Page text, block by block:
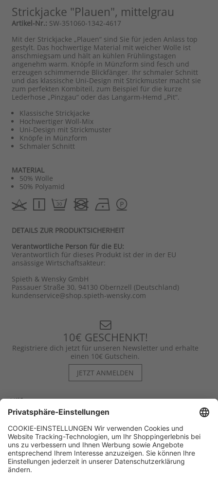
Strickjacke "Plauen", mittelgrau
Artikel-Nr.: SW-351060-1342-4617
Mit der Strickjacke „Plauen“ sind Sie für jeden Anlass top
gestylt. Das hochwertige Material mit weicher Wolle ist
anschmiegsam und hält an kühlen Frühlingstagen
angenehm warm. Knöpfe in Münzform sind fesch und
erzeugen schimmernde Blickfänger. Ihr schmaler Schnitt
und das klassische Uni-Design mit Strickmuster macht sie
zum perfekten Kombiteil, zum Beispiel für die kurze
Lederhose „Pinzgau“ oder das Langarm-Hemd „Pit“.
Klassische Strickjacke
Hochwertiger Woll-Mix
Uni-Design mit Strickmuster
Knöpfe in Münzform
Schmaler Schnitt
MATERIAL
50% Wolle
50% Polyamid
DETAILS ZUR PRODUKTSICHERHEIT
Verantwortliche Person für die EU:
Verantwortlich für dieses Produkt ist der in der EU
ansässige Wirtschaftsakteur:
Spieth & Wensky GmbH
Passauer Straße 30, 94130 Obernzell (Deutschland)
kundenservice@shop.spieth-wensky.com
10€ GESCHENKT!
Registriere dich jetzt für unseren Newsletter und erhalte
einen 10€ Gutschein.
JETZT ANMELDEN
Hilfe
Kontakt
Kategorien